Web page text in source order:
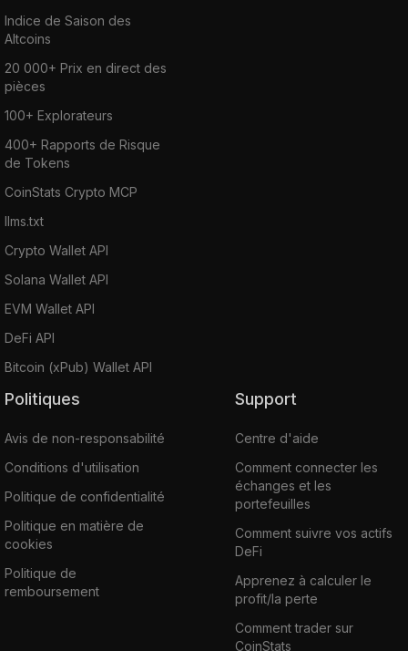
Indice de Saison des
Altcoins
20 000+ Prix en direct des
pièces
100+ Explorateurs
400+ Rapports de Risque
de Tokens
CoinStats Crypto MCP
llms.txt
Crypto Wallet API
Solana Wallet API
EVM Wallet API
DeFi API
Bitcoin (xPub) Wallet API
Politiques
Avis de non-responsabilité
Conditions d'utilisation
Politique de confidentialité
Politique en matière de
cookies
Politique de
remboursement
Support
Centre d'aide
Comment connecter les
échanges et les
portefeuilles
Comment suivre vos actifs
DeFi
Apprenez à calculer le
profit/la perte
Comment trader sur
CoinStats